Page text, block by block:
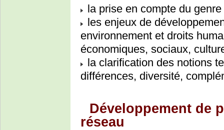
la prise en compte du
les enjeux de
environnement et droits
économiques, sociaux,
la clarification des notions
différences, diversité,
Développement de
réseau